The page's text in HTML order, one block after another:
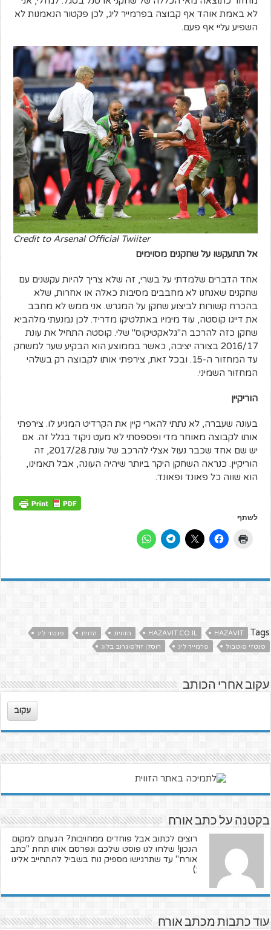
לא באמת אוהד אף קבוצה בפרמייר ליג, לכן פקטור הנאמנות לא
השפיע עליי אף פעם.
Credit to Arsenal Official Twiiter
אל תתעקשו על שחקנים מסוימים
אחד הדברים שלמדתי על בשרי, זה שלא צריך להיות עקשנים עם
שחקנים שאנחנו לא מחבבים מסיבות כאלה או אחרות, שלא
בהכרח קשורות לביצוע שחקן על המגרש. אני ממש לא מחבב
את דייגו קוסטה, עוד מימיו באתלטיקו מדריד. לכן נמנעתי מלהביא
שחקן כזה להרכב ה"גלאקטיקוס" שלי. קוסטה התחיל את עונת
2016/17 בצורה יציבה, כאשר בממוצע הוא הבקיע שער למשחק
עד המחזור ה-15. ובכל זאת, צירפתי אותו לקבוצה רק בשלהי
המחזור השמיני.
הוריקיין
בעונה שעברה, לא נתתי להארי קיין את הקרדיט המגיע לו. צירפתי
אותו לקבוצה מאוחר מדי ופספסתי לא מעט ניקוד בגלל זה. אם
יש שם אחד שכבר נעול אצלי להרכב של עונת 2017/28, זה
הוריקיין. כנראה השחקן היקר ביותר שיהיה העונה, אבל תאמינו,
הוא שווה כל פאונד ופאונד.
לשתף
Tags
HAZAVIT
HAZAVIT.CO.IL הזווית הזוית
פנטזי ליג
פנטזי פוטבול
פרמייר ליג רוסלן זולפוגרוב בלוג
עקוב אחרי הכותב
עקוב
בקטנה על כתב אורח
רוצים לכתוב אבל פוחדים ממחויבות? הגעתם למקום
הנכון! שלחו לנו פוסט שלכם ונפרסם אותו תחת "כתב
אורח" עד שתרגישו מספיק נוח בשביל להתחייב אלינו
:)
עוד כתבות מכתב אורח